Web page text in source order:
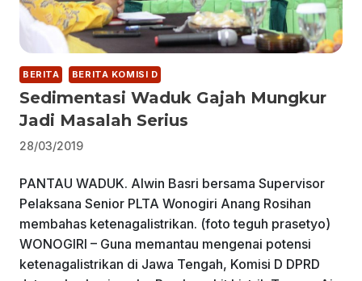
BERITA BERITA KOMISI D
Sedimentasi Waduk Gajah Mungkur
Jadi Masalah Serius
28/03/2019
PANTAU WADUK. Alwin Basri bersama Supervisor
Pelaksana Senior PLTA Wonogiri Anang Rosihan
membahas ketenagalistrikan. (foto teguh prasetyo)
WONOGIRI – Guna memantau mengenai potensi
ketenagalistrikan di Jawa Tengah, Komisi D DPRD